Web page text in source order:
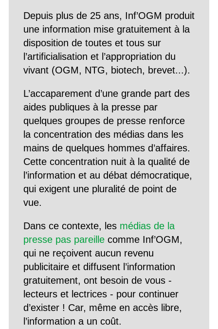
Depuis plus de 25 ans, Inf’OGM produit
une information mise gratuitement à la
disposition de toutes et tous sur
l’artificialisation et l’appropriation du
vivant (OGM, NTG, biotech, brevet...).
L’accaparement d’une grande part des
aides publiques à la presse par
quelques groupes de presse renforce
la concentration des médias dans les
mains de quelques hommes d’affaires.
Cette concentration nuit à la qualité de
l’information et au débat démocratique,
qui exigent une pluralité de point de
vue.
Dans ce contexte, les médias de la
presse pas pareillecomme Inf’OGM,
qui ne reçoivent aucun revenu
publicitaire et diffusent l’information
gratuitement, ont besoin de vous -
lecteurs et lectrices - pour continuer
d’exister ! Car, même en accès libre,
l’information a un coût.